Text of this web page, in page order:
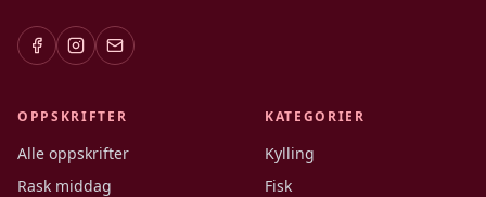
OPPSKRIFTER
Alle oppskrifter
Rask middag
KATEGORIER
Kylling
Fisk